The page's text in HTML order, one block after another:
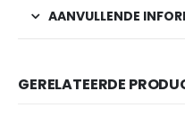
AANVULLENDE
GERELATEERDE